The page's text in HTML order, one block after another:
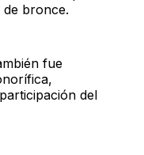
de bronce.
fue
del